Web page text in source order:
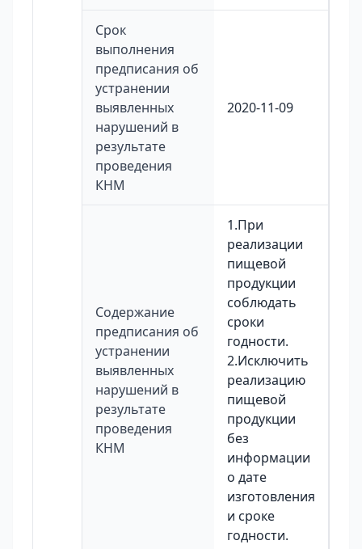
Срок
выполнения
предписания об
устранении
выявленных
нарушений в
результате
проведения
КНМ
2020-11-09
Содержание
предписания об
устранении
выявленных
нарушений в
результате
проведения
КНМ
1.При
реализации
пищевой
продукции
соблюдать
сроки
годности.
2.Исключить
реализацию
пищевой
продукции
без
информации
о дате
изготовления
и сроке
годности.